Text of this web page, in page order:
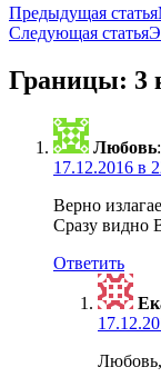
Навигация
по
записям
Предыдущая статья
Следующая статья
Границы: 3
Любовь:
17.12.2016 в
Верно
Сразу видно
Ответить